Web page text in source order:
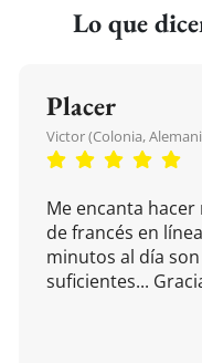
Lo que
Placer
Victor (Colonia,
Me encanta hacer
de francés en
minutos al día son
suficientes...